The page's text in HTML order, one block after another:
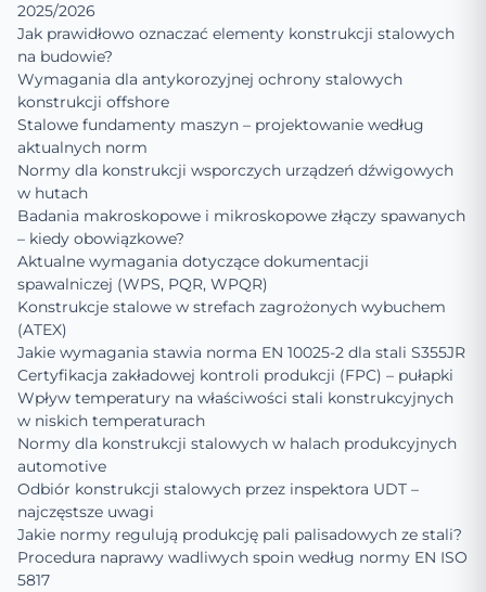
2025/2026
Jak prawidłowo oznaczać elementy konstrukcji stalowych
na budowie?
Wymagania dla antykorozyjnej ochrony stalowych
konstrukcji offshore
Stalowe fundamenty maszyn – projektowanie według
aktualnych norm
Normy dla konstrukcji wsporczych urządzeń dźwigowych
w hutach
Badania makroskopowe i mikroskopowe złączy spawanych
– kiedy obowiązkowe?
Aktualne wymagania dotyczące dokumentacji
spawalniczej (WPS, PQR, WPQR)
Konstrukcje stalowe w strefach zagrożonych wybuchem
(ATEX)
Jakie wymagania stawia norma EN 10025-2 dla stali S355JR
Certyfikacja zakładowej kontroli produkcji (FPC) – pułapki
Wpływ temperatury na właściwości stali konstrukcyjnych
w niskich temperaturach
Normy dla konstrukcji stalowych w halach produkcyjnych
automotive
Odbiór konstrukcji stalowych przez inspektora UDT –
najczęstsze uwagi
Jakie normy regulują produkcję pali palisadowych ze stali?
Procedura naprawy wadliwych spoin według normy EN ISO
5817